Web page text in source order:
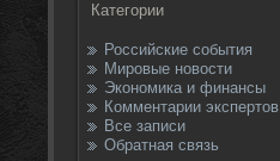
Категории
Российские события
Мировые новости
Экономика и финансы
Комментарии экспертов
Все записи
Обратная связь